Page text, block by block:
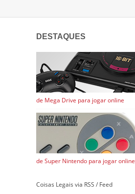
DESTAQUES
de Mega Drive para jogar online
de Super Nintendo para jogar online
Coisas Legais via RSS / Feed